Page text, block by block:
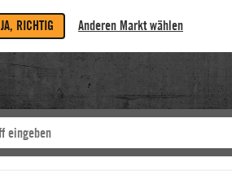
JA, RICHTIG Anderen Markt wählen